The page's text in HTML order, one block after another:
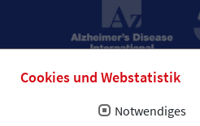
Cookies und Webstatistik
Notwendiges